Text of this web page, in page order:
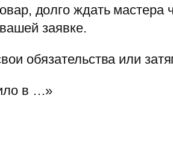
долго ждать мастера
заявке.
обязательства или
в …»